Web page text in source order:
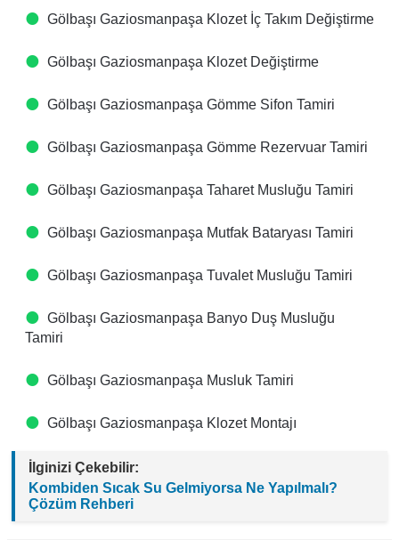
Gölbaşı Gaziosmanpaşa Klozet İç Takım Değiştirme
Gölbaşı Gaziosmanpaşa Klozet Değiştirme
Gölbaşı Gaziosmanpaşa Gömme Sifon Tamiri
Gölbaşı Gaziosmanpaşa Gömme Rezervuar Tamiri
Gölbaşı Gaziosmanpaşa Taharet Musluğu Tamiri
Gölbaşı Gaziosmanpaşa Mutfak Bataryası Tamiri
Gölbaşı Gaziosmanpaşa Tuvalet Musluğu Tamiri
Gölbaşı Gaziosmanpaşa Banyo Duş Musluğu
Tamiri
Gölbaşı Gaziosmanpaşa Musluk Tamiri
Gölbaşı Gaziosmanpaşa Klozet Montajı
İlginizi Çekebilir:
Kombiden Sıcak Su Gelmiyorsa Ne Yapılmalı?
Çözüm Rehberi